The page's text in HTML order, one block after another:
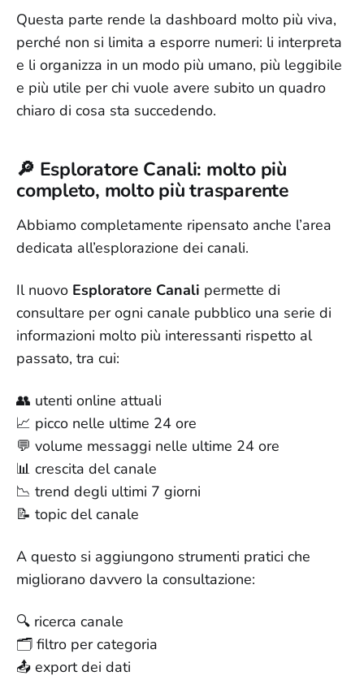
Questa parte rende la dashboard molto più viva,
perché non si limita a esporre numeri: li interpreta
e li organizza in un modo più umano, più leggibile
e più utile per chi vuole avere subito un quadro
chiaro di cosa sta succedendo.
🔎 Esploratore Canali: molto più
completo, molto più trasparente
Abbiamo completamente ripensato anche l’area
dedicata all’esplorazione dei canali.
Il nuovo Esploratore Canali permette di
consultare per ogni canale pubblico una serie di
informazioni molto più interessanti rispetto al
passato, tra cui:
👥 utenti online attuali
📈 picco nelle ultime 24 ore
💬 volume messaggi nelle ultime 24 ore
📊 crescita del canale
📉 trend degli ultimi 7 giorni
📝 topic del canale
A questo si aggiungono strumenti pratici che
migliorano davvero la consultazione:
🔍 ricerca canale
🗂️ filtro per categoria
📤 export dei dati